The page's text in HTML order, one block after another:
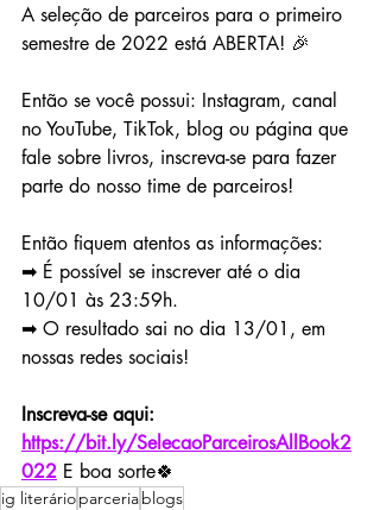
A seleção de parceiros para o primeiro
semestre de 2022 está ABERTA! 🎉
Então se você possui: Instagram, canal
no YouTube, TikTok, blog ou página que
fale sobre livros, inscreva-se para fazer
parte do nosso time de parceiros!
Então fiquem atentos as informações:
➡ É possível se inscrever até o dia
10/01 às 23:59h.
➡ O resultado sai no dia 13/01, em
nossas redes sociais!
Inscreva-se aqui:
https://bit.ly/SelecaoParceirosAllBook2
022 E boa sorte🍀
ig literárioparceriablogs